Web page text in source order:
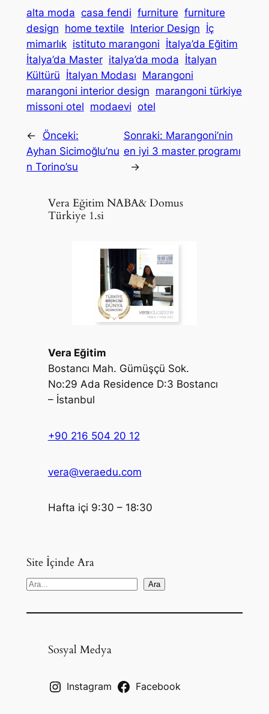
alta moda casa fendi furniture furniture
design home textile Interior Design İç
mimarlık istituto marangoni İtalya’da Eğitim
İtalya’da Master italya’da moda İtalyan
Kültürü İtalyan Modası Marangoni
marangoni interior design marangoni türkiye
missoni otel modaevi otel
←
Önceki:
Ayhan Sicimoğlu’nu
n Torino’su
Sonraki: Marangoni’nin
en iyi 3 master programı
→
Vera Eğitim NABA& Domus
Türkiye 1.si
Vera Eğitim
Bostancı Mah. Gümüşçü Sok.
No:29 Ada Residence D:3 Bostancı
– İstanbul
+90 216 504 20 12
vera@veraedu.com
Hafta içi 9:30 – 18:30
Site İçinde Ara
S
a
Ara
Sosyal Medya
Instagram Facebook